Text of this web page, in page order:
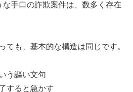
な手口の詐欺案件は、数多く存在
ても、基本的な構造は同じです。
う謳い文句
すると急かす